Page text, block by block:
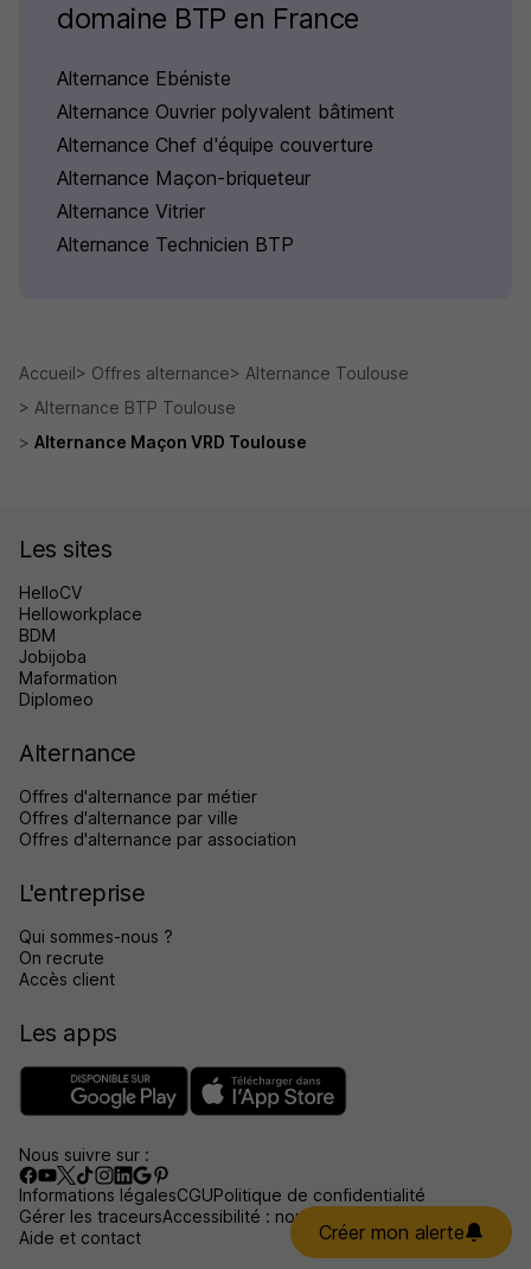
Créer mon alerte
domaine BTP en France
Alternance Ebéniste
Alternance Ouvrier polyvalent bâtiment
Alternance Chef d'équipe couverture
Alternance Maçon-briqueteur
Alternance Vitrier
Alternance Technicien BTP
Accueil Offres alternance
Alternance Toulouse
Alternance BTP Toulouse
Alternance Maçon VRD Toulouse
Les sites
HelloCV
Helloworkplace
BDM
Jobijoba
Maformation
Diplomeo
Alternance
Offres d'alternance par métier
Offres d'alternance par ville
Offres d'alternance par association
L'entreprise
Qui sommes-nous ?
On recrute
Accès client
Les apps
Nous suivre sur :
Informations légalesCGUPolitique de confidentialité
Gérer les traceursAccessibilité : non conforme
Aide et contact